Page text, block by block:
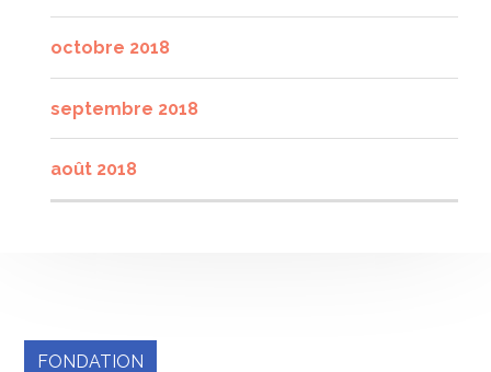
octobre 2018
septembre 2018
août 2018
FONDATION